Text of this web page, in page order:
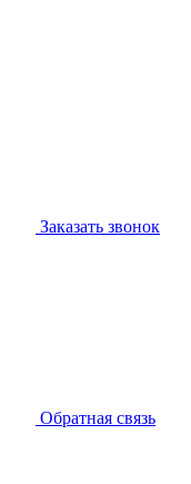
Заказать звонок
Обратная связь